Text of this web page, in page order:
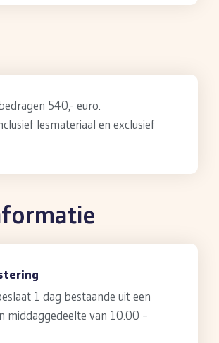
540,- euro.
lesmateriaal en exclusief
1 dag bestaande uit een
middaggedeelte van 10.00 –